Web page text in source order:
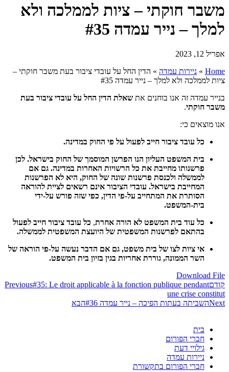
משבר חוקתי – ציות לממלכה ולא
למלך – נייר עמדה #35
אפריל 12, 2023
Home
» ניירות עמדה » הדין החל על עובדי ציבור בעת משבר חוקתי –
ציות לממלכה ולא למלך – נייר עמדה #35
בנייר עמדה זה אנו בוחנים את שאלת הדין החל על עובדי ציבור בעת
משבר חוקתי.
אנו מוצאים כי:
כל עובד ציבור חייב לפעול על פי החוק במדינה.
בית המשפט העליון הנו הפרשן המוסמך של החוק בישראל. לכן
פרשנותו מחייבת את כל הרשויות האחרות במדינה. גם אם
לממשלה ולכנסת פרשנות שונה של החוק, היא לא הפרשנות
המחייבת בישראל. עובדי הציבור אינם רשאים לציית להוראה
הסותרת את המתחייב על-פי הדין, כפי שזה פורש על-ידי
בית-המשפט.
כל עוד בית המשפט לא הורה אחרת, כל עובד ציבור חייב לפעול
בהתאם לפרשנות המשפטית של היועצת המשפטית לממשלה.
אי ציות לצו של בית משפט, גם אם הדבר נעשה על-פי הוראה של
השר הממונה, גוררת אחריות בגין בזיון בית המשפט.
Download File
קודם
Previous#35: Le droit applicable à la fonction publique pendant
une crise constitut
Nextהשביתה בעתות הפיכה – נייר עמדה #36 הבא
בית
חברי הפורום
גילויי דעת
ניירות עמדה
חברי הפורום בתקשורת